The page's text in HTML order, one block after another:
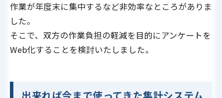
作業が年度末に集中するなど非効率なところがありま
した。
そこで、双方の作業負担の軽減を目的にアンケートを
Web化することを検討いたしました。